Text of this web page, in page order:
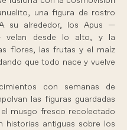
una figura de rostro
su alrededor, los Apus —
velan desde lo alto, y la
flores, las frutas y el maíz
que todo nace y vuelve
con semanas de
las figuras guardadas
musgo fresco recolectado
historias antiguas sobre los